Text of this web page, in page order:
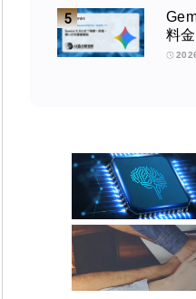
料
徹底